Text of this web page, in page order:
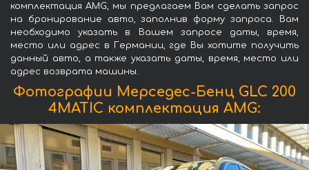
комплектация AMG, мы предлагаем Вам сделать запрос
на бронирование авто, заполнив форму запроса. Вам
необходимо указать в Вашем запросе даты, время,
место или адрес в Германии, где Вы хотите получить
данный авто, а также указать даты, время, место или
адрес возврата машины.
Фотографии Мерседес-Бенц GLC 200
4MATIC комплектация AMG: